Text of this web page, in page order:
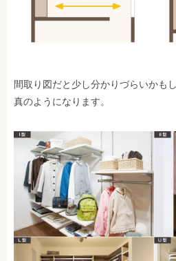
間取り図だと少し分かりづらいかも
真のようになります。